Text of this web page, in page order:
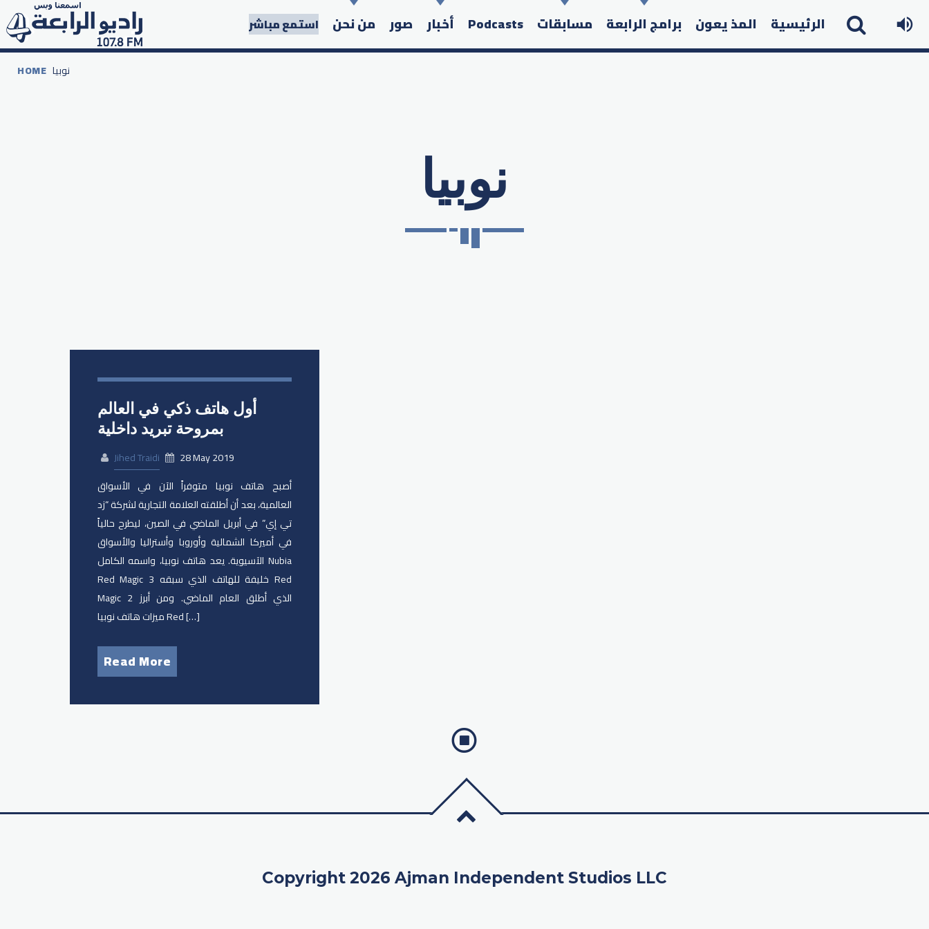
الرئيسية المذ يعون برامج الرابعة مسابقات Podcasts أخبار صور من نحن استمع مباشر
Search in the website:
HOME نوبيا
نوبيا
أول هاتف ذكي في العالم
بمروحة تبريد داخلية
Jihed Traidi
28 May 2019
أصبح هاتف نوبيا متوفراً الآن في الأسواق
العالمية، بعد أن أطلقته العلامة التجارية لشركة “زد
تي إي” في أبريل الماضي في الصين، ليطرح حالياً
في أميركا الشمالية وأوروبا وأستراليا والأسواق
الآسيوية. يعد هاتف نوبيا، واسمه الكامل Nubia
Red Magic 3 خليفة للهاتف الذي سبقه Red
Magic 2 الذي أطلق العام الماضي. ومن أبرز
ميزات هاتف نوبيا Red […]
Read More
Copyright 2026 Ajman Independent Studios LLC